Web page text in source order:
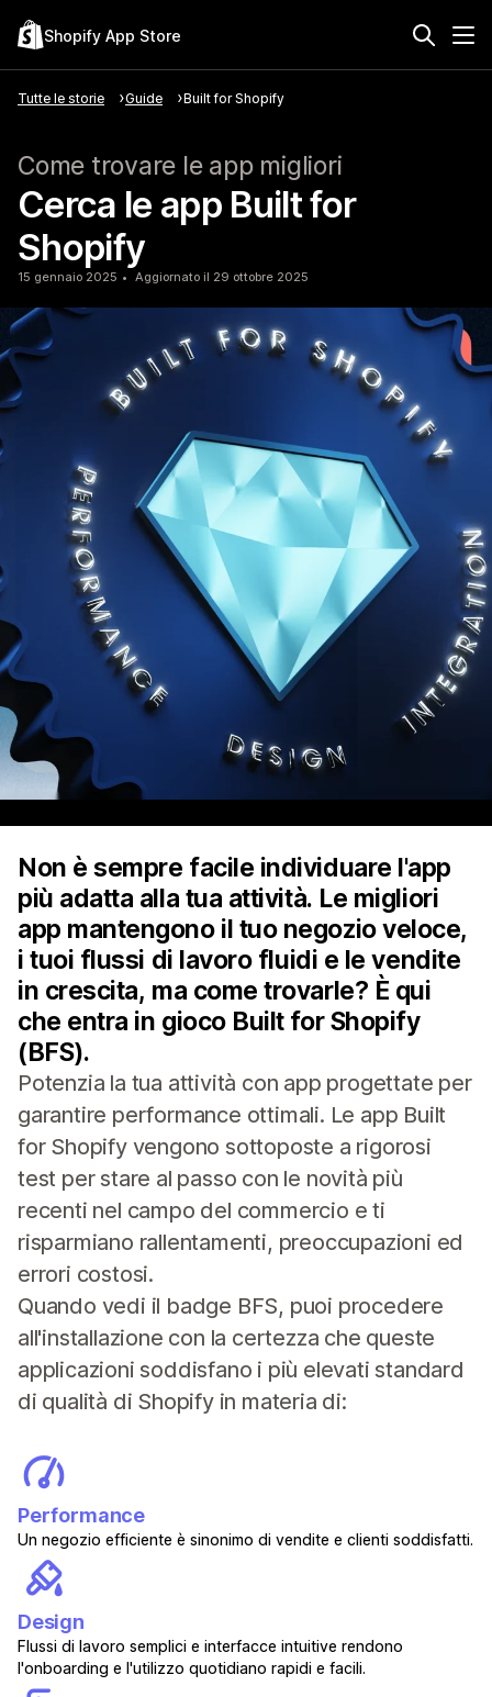
Shopify App Store
Tutte le storie Guide Built for Shopify
Come trovare le app migliori
Cerca le app Built for
Shopify
15 gennaio 2025 Aggiornato il 29 ottobre 2025
Non è sempre facile individuare l'app
più adatta alla tua attività. Le migliori
app mantengono il tuo negozio veloce,
i tuoi flussi di lavoro fluidi e le vendite
in crescita, ma come trovarle? È qui
che entra in gioco Built for Shopify
(BFS).
Potenzia la tua attività con app progettate per
garantire performance ottimali. Le app Built
for Shopify vengono sottoposte a rigorosi
test per stare al passo con le novità più
recenti nel campo del commercio e ti
risparmiano rallentamenti, preoccupazioni ed
errori costosi.
Quando vedi il badge BFS, puoi procedere
all'installazione con la certezza che queste
applicazioni soddisfano i più elevati standard
di qualità di Shopify in materia di:
Performance
Un negozio efficiente è sinonimo di vendite e clienti soddisfatti.
Design
Flussi di lavoro semplici e interfacce intuitive rendono
l'onboarding e l'utilizzo quotidiano rapidi e facili.